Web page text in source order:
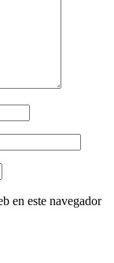
en este navegador